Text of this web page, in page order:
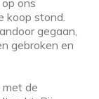
ons
koop stond.
gegaan,
gebroken en
de